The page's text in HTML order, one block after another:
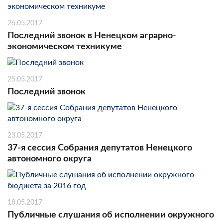
26.05.2017
Последний звонок в Ненецком аграрно-
экономическом техникуме
25.05.2017
Последний звонок
23.05.2017
37-я сессия Собрания депутатов Ненецкого
автономного округа
18.05.2017
Публичные слушания об исполнении окружного